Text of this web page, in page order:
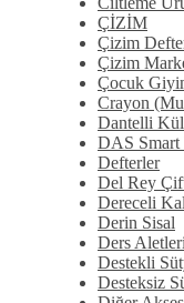
ÇİZİM
Çizim
Çizim
Çocuk
Crayon
Dantelli
DAS Smart
Defterler
Del Rey
Dereceli
Derin Sisal
Ders Aletleri
Destekli
Desteksiz